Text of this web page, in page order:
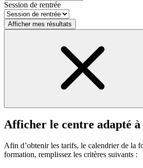
Session de rentrée
Afficher mes résultats
Afficher le centre adapté à
Afin d’obtenir les tarifs, le calendrier de la
formation, remplissez les critères suivants :